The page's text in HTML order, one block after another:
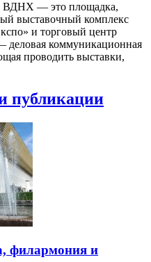
ВДНХ — это площадка,
выставочный комплекс
и торговый центр
коммуникационная
проводить выставки,
публикации
филармония и